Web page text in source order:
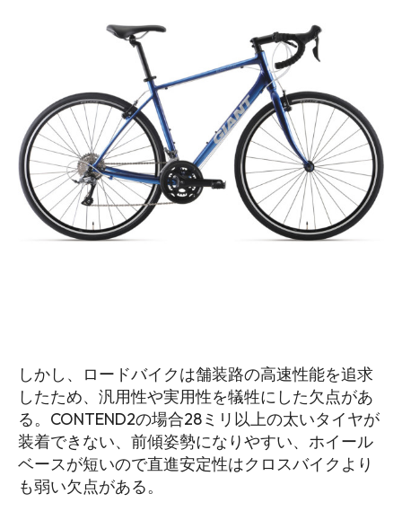
しかし、ロードバイクは舗装路の高速性能を追求
したため、汎用性や実用性を犠牲にした欠点があ
る。CONTEND2の場合28ミリ以上の太いタイヤが
装着できない、前傾姿勢になりやすい、ホイール
ベースが短いので直進安定性はクロスバイクより
も弱い欠点がある。